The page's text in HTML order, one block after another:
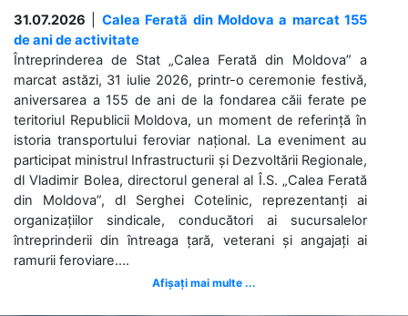
31.07.2026
Calea Ferată din Moldova a marcat 155
de ani de activitate
Întreprinderea de Stat „Calea Ferată din Moldova” a
marcat astăzi, 31 iulie 2026, printr-o ceremonie festivă,
aniversarea a 155 de ani de la fondarea căii ferate pe
teritoriul Republicii Moldova, un moment de referință în
istoria transportului feroviar național. La eveniment au
participat ministrul Infrastructurii și Dezvoltării Regionale,
dl Vladimir Bolea, directorul general al Î.S. „Calea Ferată
din Moldova”, dl Serghei Cotelinic, reprezentanți ai
organizațiilor sindicale, conducători ai sucursalelor
întreprinderii din întreaga țară, veterani și angajați ai
ramurii feroviare....
Afișați mai multe ...